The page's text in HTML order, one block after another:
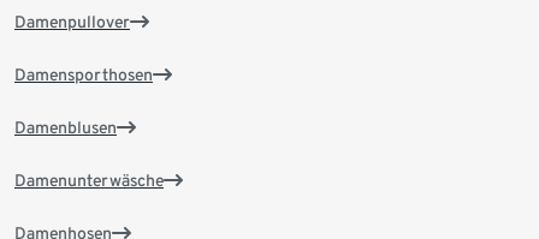
Damenpullover
Damensporthosen
Damenblusen
Damenunterwäsche
Damenhosen